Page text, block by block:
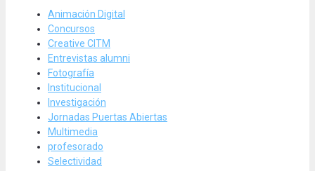
Animación Digital
Concursos
Creative CITM
Entrevistas alumni
Fotografía
Institucional
Investigación
Jornadas Puertas Abiertas
Multimedia
profesorado
Selectividad